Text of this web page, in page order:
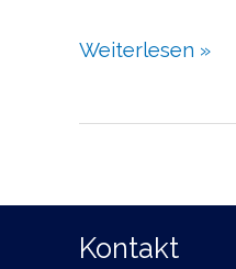
Weiterlesen »
Kontakt